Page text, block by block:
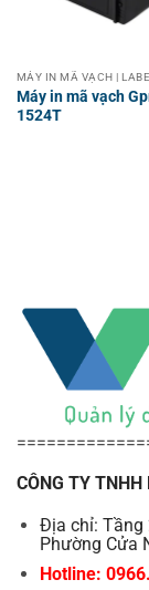
Máy in mã vạch
1524T
CÔNG TY
Địa chỉ: Tầng
Phường Cửa
Hotline: